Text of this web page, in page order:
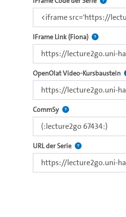
IFrame Link (Fiona) Direkter
OpenOlat Video-Kursbaustein
CommSy Nutzen Sie diesen
URL der Serie Der Link zur Serie.